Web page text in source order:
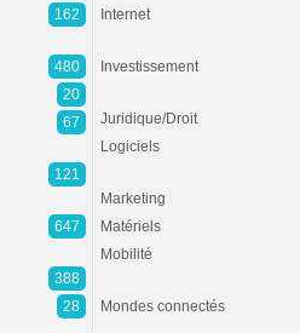
162
480
20
67
121
647
388
28
Internet
Investissement
Juridique/Droit
Logiciels
Marketing
Matériels
Mobilité
Mondes connectés